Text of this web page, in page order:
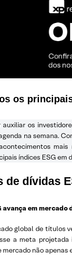
os
auxiliar os
na semana.
índices ESG em
de dívidas
avança em
global de títulos
a meta
mercado não